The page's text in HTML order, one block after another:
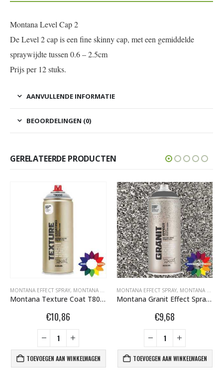
Montana Level Cap 2
De Level 2 cap is een fine skinny cap, met een gemiddelde
spraywijdte tussen 0.6 – 2.5cm
Prijs per 12 stuks.
AANVULLENDE INFORMATIE
BEOORDELINGEN (0)
GERELATEERDE PRODUCTEN
SPRAY 400ML ,MONTANA MARBLE EFFECT SPRAY 400ML
MONTANA EFFECT SPRAY, MONTANA GRAFFITI SPUITBUSSEN ,MONTANA TECHNISCHE
Montana Texture Coat T8000 Grey 400 ml 415432
€10,86
TOEVOEGEN AAN WINKELWAGEN
MONTANA EFFECT SPRAY, MONTANA GRAFFITI SPUITBUSSEN
Montana Granit Effect Spray EG 7050 Grey 400 ml 415395
€9,68
TOEVOEGEN AAN WINKELWAGEN